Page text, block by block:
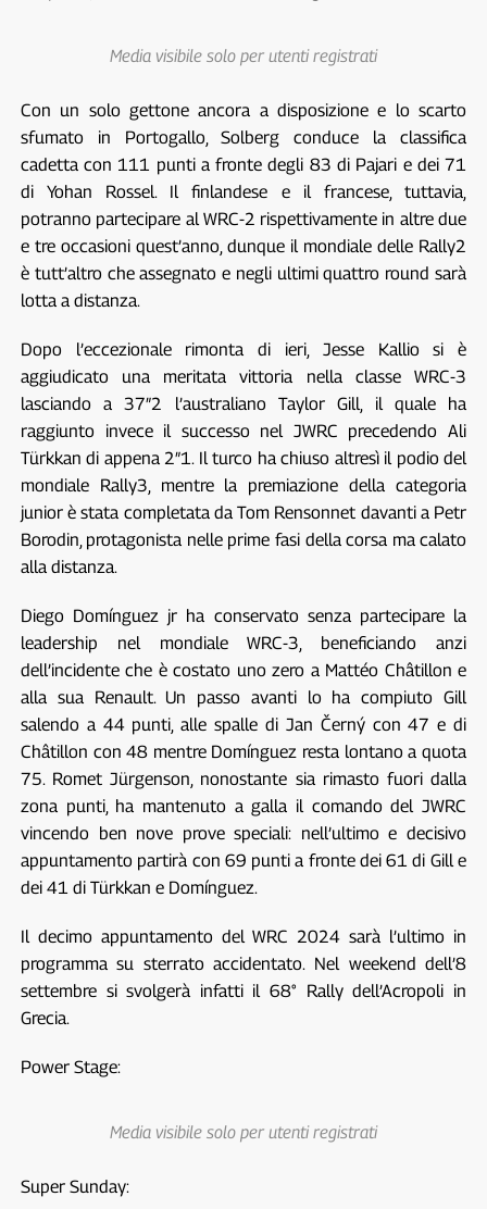
Media visibile solo per utenti registrati
Con un solo gettone ancora a disposizione e lo scarto
sfumato in Portogallo, Solberg conduce la classifica
cadetta con 111 punti a fronte degli 83 di Pajari e dei 71
di Yohan Rossel. Il finlandese e il francese, tuttavia,
potranno partecipare al WRC-2 rispettivamente in altre due
e tre occasioni quest’anno, dunque il mondiale delle Rally2
è tutt’altro che assegnato e negli ultimi quattro round sarà
lotta a distanza.
Dopo l’eccezionale rimonta di ieri, Jesse Kallio si è
aggiudicato una meritata vittoria nella classe WRC-3
lasciando a 37″2 l’australiano Taylor Gill, il quale ha
raggiunto invece il successo nel JWRC precedendo Ali
Türkkan di appena 2″1. Il turco ha chiuso altresì il podio del
mondiale Rally3, mentre la premiazione della categoria
junior è stata completata da Tom Rensonnet davanti a Petr
Borodin, protagonista nelle prime fasi della corsa ma calato
alla distanza.
Diego Domínguez jr ha conservato senza partecipare la
leadership nel mondiale WRC-3, beneficiando anzi
dell’incidente che è costato uno zero a Mattéo Châtillon e
alla sua Renault. Un passo avanti lo ha compiuto Gill
salendo a 44 punti, alle spalle di Jan Černý con 47 e di
Châtillon con 48 mentre Domínguez resta lontano a quota
75. Romet Jürgenson, nonostante sia rimasto fuori dalla
zona punti, ha mantenuto a galla il comando del JWRC
vincendo ben nove prove speciali: nell’ultimo e decisivo
appuntamento partirà con 69 punti a fronte dei 61 di Gill e
dei 41 di Türkkan e Domínguez.
Il decimo appuntamento del WRC 2024 sarà l’ultimo in
programma su sterrato accidentato. Nel weekend dell’8
settembre si svolgerà infatti il 68° Rally dell’Acropoli in
Grecia.
Power Stage:
Media visibile solo per utenti registrati
Super Sunday: